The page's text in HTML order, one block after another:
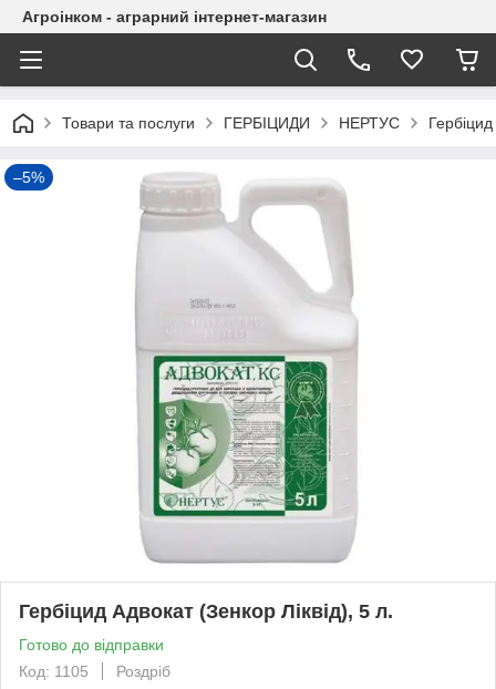
Агроінком - аграрний інтернет-магазин
Товари та послуги ГЕРБІЦИДИ НЕРТУС
–5%
Гербіцид Адвокат (Зенкор Ліквід), 5 л.
Готово до відправки
Код: 1105
Роздріб